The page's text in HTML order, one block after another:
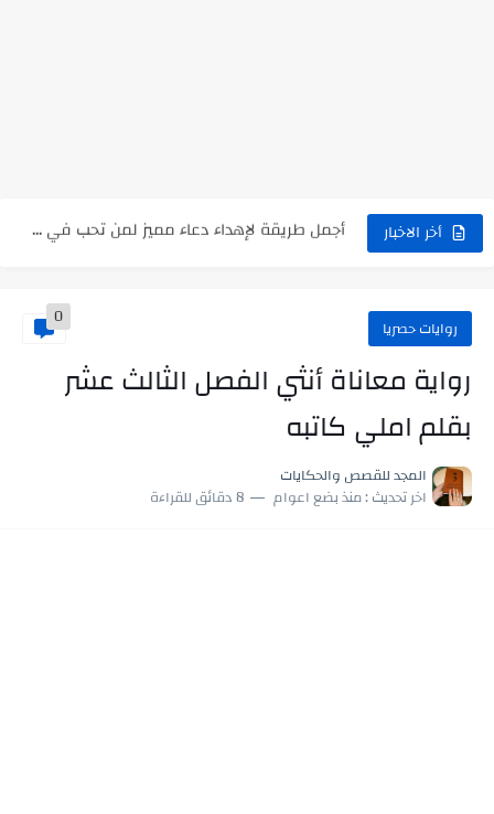
أخر الاخبار
استعلم الآن عن نتيجة الثانوية العامة 2026 برقم الجلوس والاسم
اللعب في سيكولوجية الراجل باسم الدين.. شيوخ التريند وصناعة وعي...
روايات حصريا 0
رواية معاناة أنثي الفصل الثالث عشر
بقلم املي كاتبه
المجد للقصص والحكايات
اخر تحديث :منذ بضع اعوام 8 دقائق للقراءة